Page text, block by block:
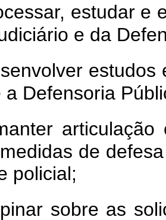
estudar e
e da
a Defensoria
de
policial;
sobre as